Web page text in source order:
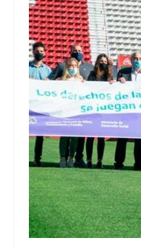
UNIVERSO
NOTICIAS
CAD MEDIA
CAD FEDERAL